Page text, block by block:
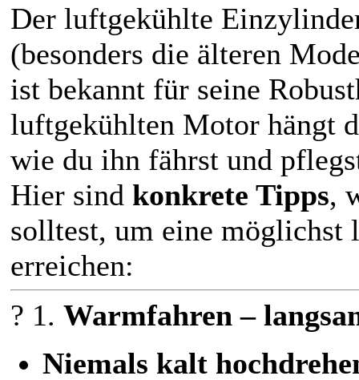
Der luftgekühlte
(besonders die älteren
ist bekannt für seine
luftgekühlten Motor hängt
wie du ihn fährst und
Hier sind konkrete Tipps,
solltest, um eine möglichst
erreichen:
? 1. Warmfahren –
Niemals kalt